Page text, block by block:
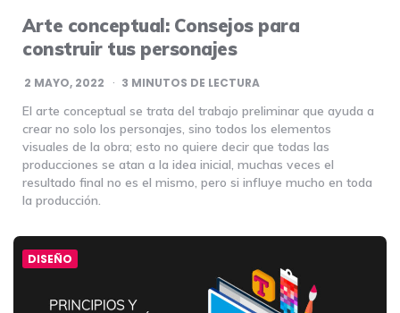
Arte conceptual: Consejos para
construir tus personajes
2 MAYO, 2022 3 MINUTOS DE LECTURA
El arte conceptual se trata del trabajo preliminar que ayuda a
crear no solo los personajes, sino todos los elementos
visuales de la obra; esto no quiere decir que todas las
producciones se atan a la idea inicial, muchas veces el
resultado final no es el mismo, pero si influye mucho en toda
la producción.
DISEÑO